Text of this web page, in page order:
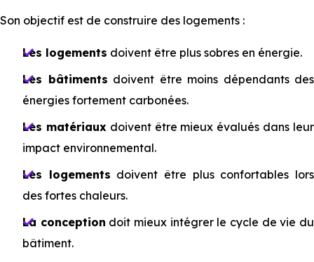
Son objectif est de construire des logements :
Les logements doivent être plus sobres en énergie.
Les bâtiments doivent être moins dépendants des
énergies fortement carbonées.
Les matériauxdoivent être mieux évalués dans leur
impact environnemental.
Les logements doivent être plus confortables lors
des fortes chaleurs.
La conception doit mieux intégrer le cycle de vie du
bâtiment.